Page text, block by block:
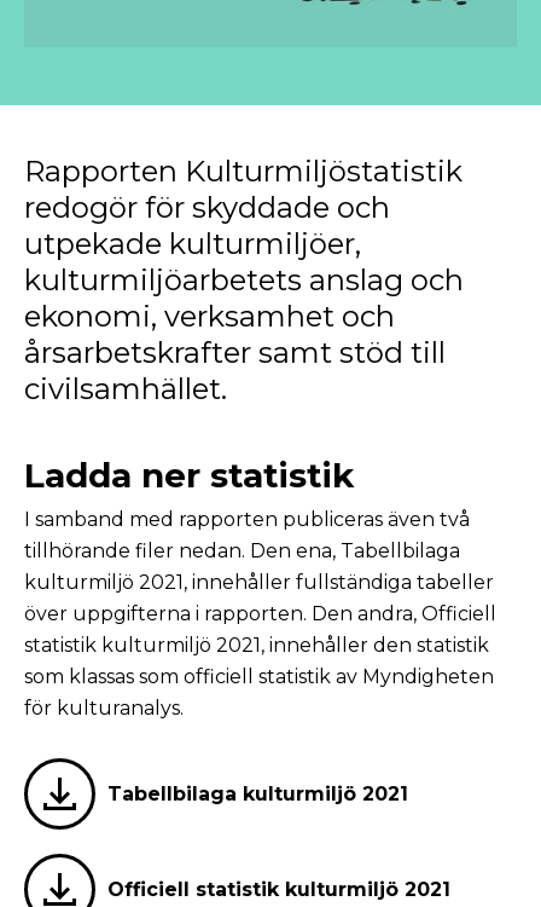
Rapporten Kulturmiljöstatistik
redogör för skyddade och
utpekade kulturmiljöer,
kulturmiljöarbetets anslag och
ekonomi, verksamhet och
årsarbetskrafter samt stöd till
civilsamhället.
Ladda ner statistik
I samband med rapporten publiceras även två
tillhörande filer nedan. Den ena, Tabellbilaga
kulturmiljö 2021, innehåller fullständiga tabeller
över uppgifterna i rapporten. Den andra, Officiell
statistik kulturmiljö 2021, innehåller den statistik
som klassas som officiell statistik av Myndigheten
för kulturanalys.
Tabellbilaga kulturmiljö 2021
Officiell statistik kulturmiljö 2021